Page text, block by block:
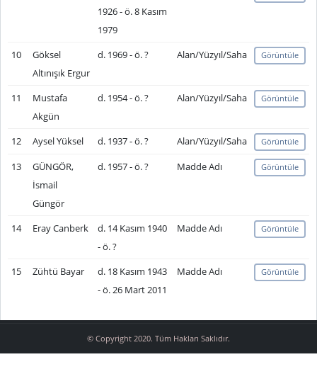
1926 - ö. 8 Kasım
1979
10
Göksel
Altınışık Ergur
d. 1969 - ö. ? Alan/Yüzyıl/Saha Görüntüle
11
Mustafa
Akgün
d. 1954 - ö. ? Alan/Yüzyıl/Saha Görüntüle
12 Aysel Yüksel d. 1937 - ö. ? Alan/Yüzyıl/Saha Görüntüle
13
GÜNGÖR,
İsmail
Güngör
d. 1957 - ö. ? Madde Adı Görüntüle
14 Eray Canberk
d. 14 Kasım 1940
- ö. ?
Madde Adı Görüntüle
15 Zühtü Bayar
d. 18 Kasım 1943
- ö. 26 Mart 2011
Madde Adı Görüntüle
© Copyright 2020. Tüm Hakları Saklıdır.